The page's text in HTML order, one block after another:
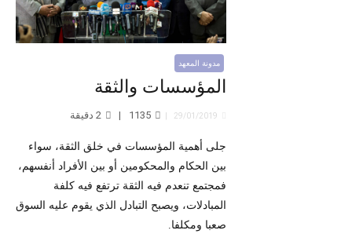
مدونة المعهد
المؤسسات والثقة
29/01/2019
1135
2دقيقة
جلى أهمية المؤسسات في خلق الثقة، سواء
بين الحكام والمحكومين أو بين الأفراد أنفسهم،
فمجتمع تنعدم فيه الثقة ترتفع فيه كلفة
المبادلات، ويصبح التبادل الذي يقوم عليه السوق
صعبا ومكلفا.